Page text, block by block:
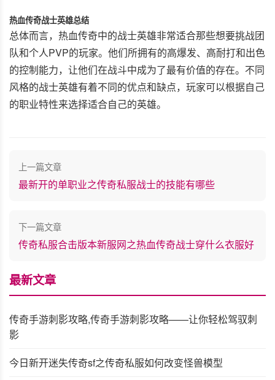
热血传奇战士英雄总结
总体而言，热血传奇中的战士英雄非常适合那些想要挑战团
队和个人PVP的玩家。他们所拥有的高爆发、高耐打和出色
的控制能力，让他们在战斗中成为了最有价值的存在。不同
风格的战士英雄有着不同的优点和缺点，玩家可以根据自己
的职业特性来选择适合自己的英雄。
上一篇文章
最新开的单职业之传奇私服战士的技能有哪些
下一篇文章
传奇私服合击版本新服网之热血传奇战士穿什么衣服好
最新文章
传奇手游刺影攻略,传奇手游刺影攻略——让你轻松驾驭刺
影
今日新开迷失传奇sf之传奇私服如何改变怪兽模型